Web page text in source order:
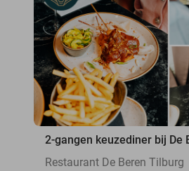
2-gangen keuzediner bij De
Restaurant De Beren Tilburg